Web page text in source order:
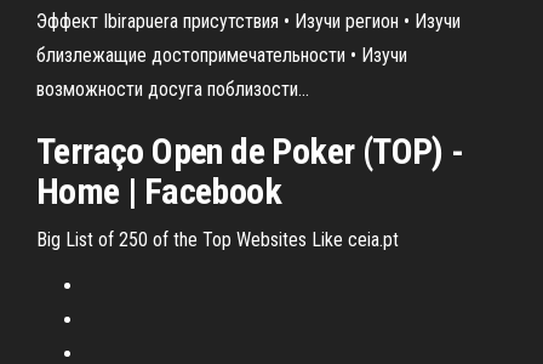
Эффект Ibirapuera присутствия • Изучи регион • Изучи
близлежащие достопримечательности • Изучи
возможности досуга поблизости...
Terraço Open de Poker(TOP) -
Home | Facebook
Big List of 250 of the Top Websites Like ceia.pt